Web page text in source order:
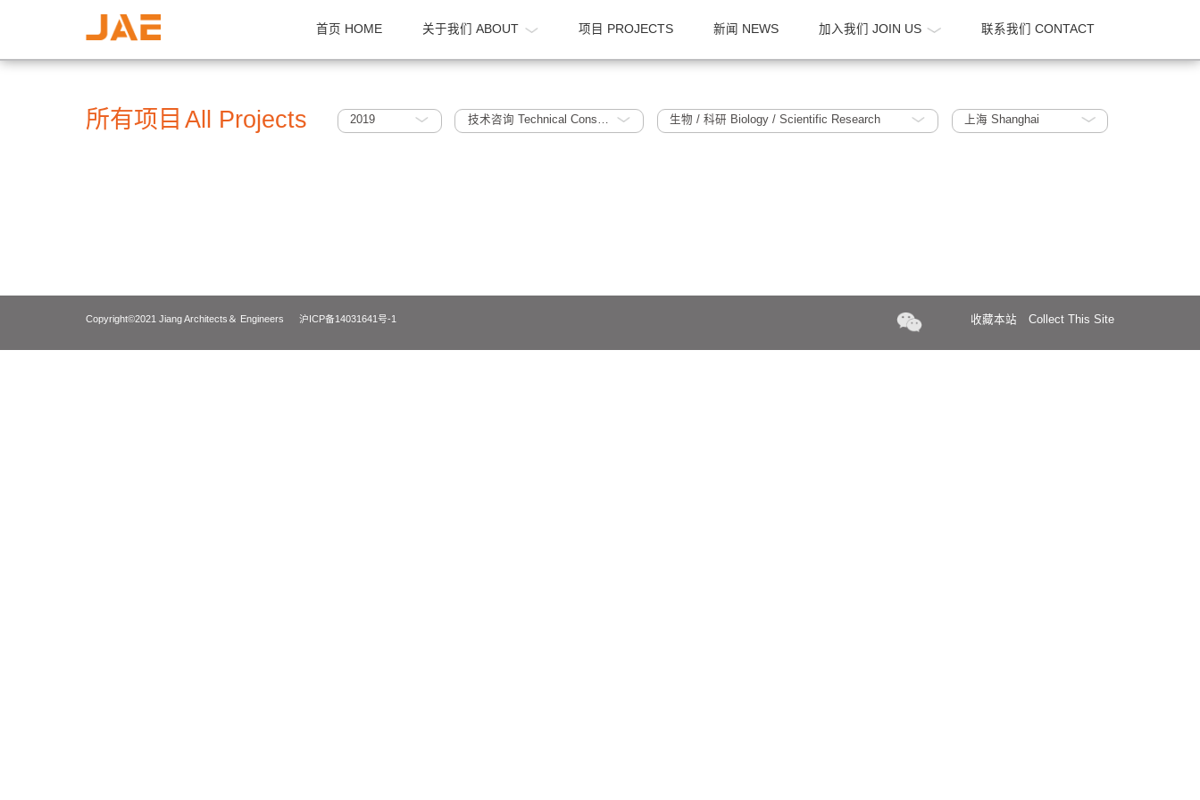
首页 HOME 关于我们 ABOUT 项目 PROJECTS 新闻 NEWS 加入我们 JOIN US 联系我们
所有项目All Projects 2019 技术咨询 Technical Consultation 生物 / 科研 Biology / Scientific Research 上海 Shanghai
Copyright©2021 Jiang Architects＆ Engineers 沪ICP备14031641号-1